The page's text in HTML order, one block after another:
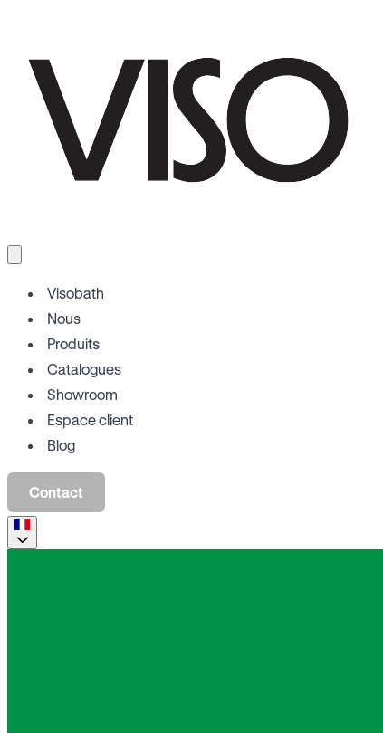
Visobath
Nous
Produits
Catalogues
Showroom
Espace client
Blog
Contact